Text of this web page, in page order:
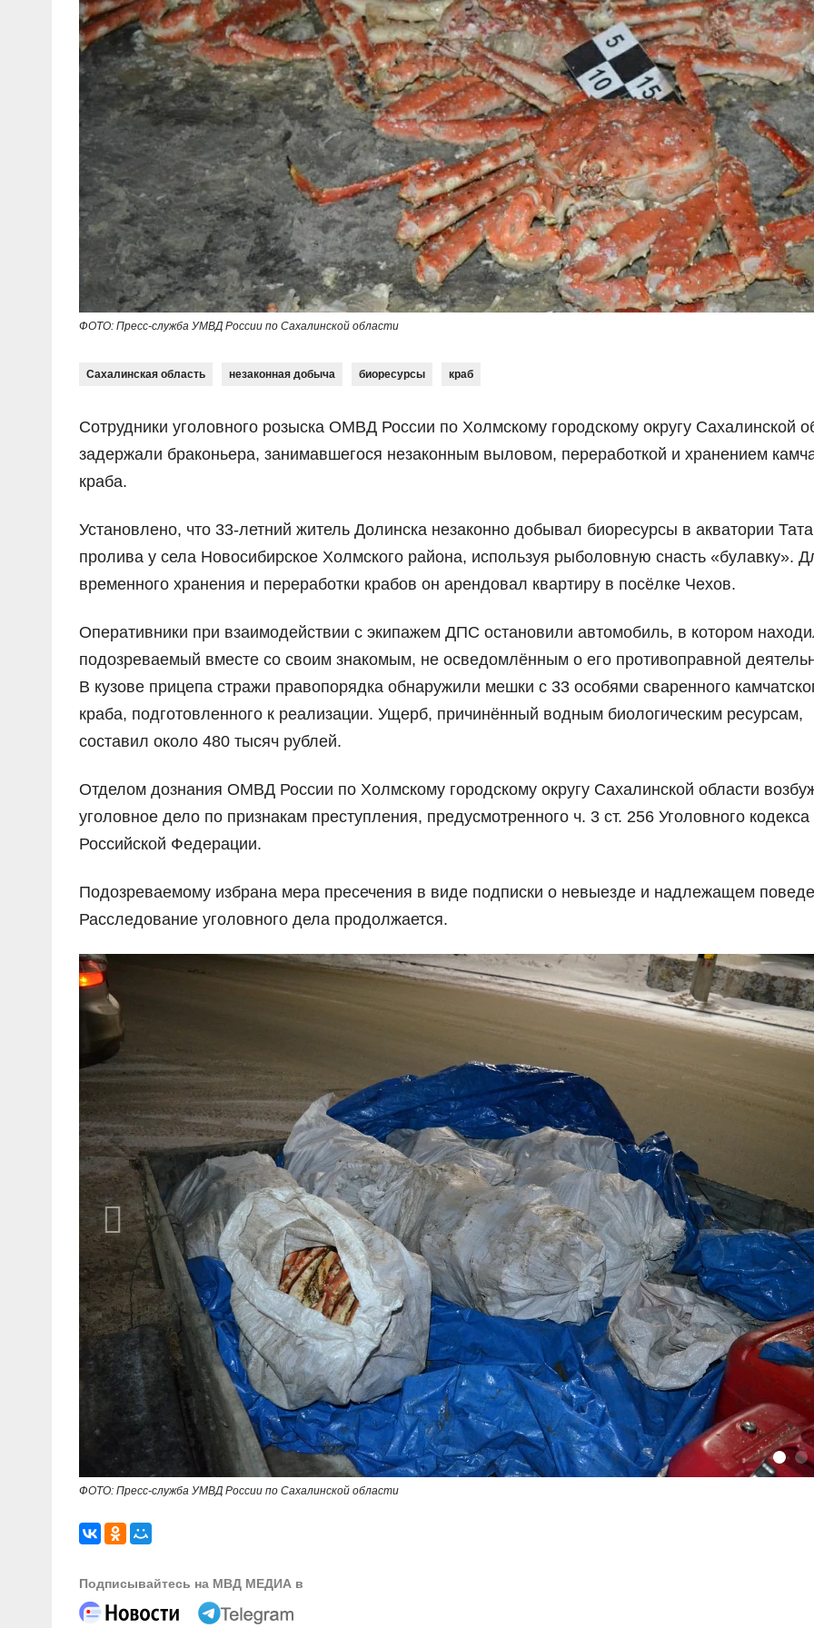
ФОТО: Пресс-служба УМВД России по Сахалинской области
Сахалинская область незаконная добыча биоресурсы краб
Сотрудники уголовного розыска ОМВД России по Холмскому городскому округу Сахалинской
задержали браконьера, занимавшегося незаконным выловом, переработкой и хранением
краба.
Установлено, что 33-летний житель Долинска незаконно добывал биоресурсы в акватории
пролива у села Новосибирское Холмского района, используя рыболовную снасть «булавку».
временного хранения и переработки крабов он арендовал квартиру в посёлке Чехов.
Оперативники при взаимодействии с экипажем ДПС остановили автомобиль, в котором
подозреваемый вместе со своим знакомым, не осведомлённым о его противоправной
В кузове прицепа стражи правопорядка обнаружили мешки с 33 особями сваренного
краба, подготовленного к реализации. Ущерб, причинённый водным биологическим ресурсам,
составил около 480 тысяч рублей.
Отделом дознания ОМВД России по Холмскому городскому округу Сахалинской области
уголовное дело по признакам преступления, предусмотренного ч. 3 ст. 256 Уголовного кодекса
Российской Федерации.
Подозреваемому избрана мера пресечения в виде подписки о невыезде и надлежащем
Расследование уголовного дела продолжается.
ФОТО: Пресс-служба УМВД России по Сахалинской области
Подписывайтесь на МВД МЕДИА в